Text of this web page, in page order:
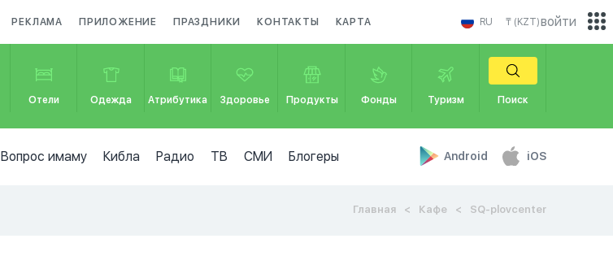
РЕКЛАМА ПРИЛОЖЕНИЕ ПРАЗДНИКИ КОНТАКТЫ КАРТА RU ₸ (KZT)
Отели Одежда Атрибутика Здоровье Продукты Фонды Туризм Поиск
Вопрос имаму Кибла Радио ТВ СМИ Блогеры Android iOS
войти
Главная Кафе SQ-plovcenter